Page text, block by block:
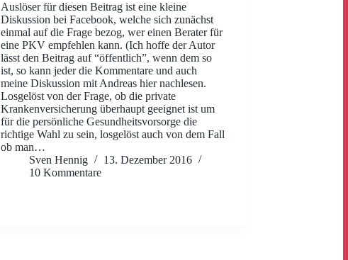
Auslöser für diesen Beitrag ist eine kleine
Diskussion bei Facebook, welche sich zunächst
einmal auf die Frage bezog, wer einen Berater für
eine PKV empfehlen kann. (Ich hoffe der Autor
lässt den Beitrag auf “öffentlich”, wenn dem so
ist, so kann jeder die Kommentare und auch
meine Diskussion mit Andreas hier nachlesen.
Losgelöst von der Frage, ob die private
Krankenversicherung überhaupt geeignet ist um
für die persönliche Gesundheitsvorsorge die
richtige Wahl zu sein, losgelöst auch von dem Fall
ob man…
Sven Hennig
13. Dezember 2016
10 Kommentare